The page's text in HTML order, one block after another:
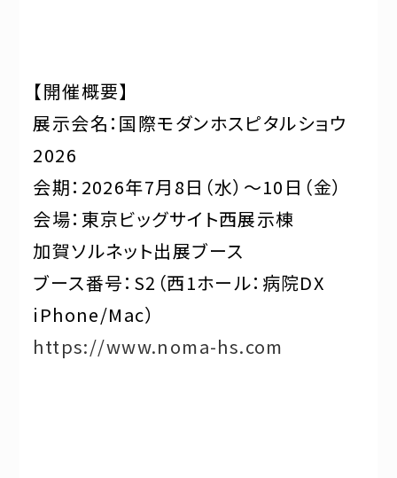
【開催概要】
展示会名：国際モダンホスピタルショウ
2026
会期：2026年7月8日（水）～10日（金）
会場：東京ビッグサイト西展示棟
加賀ソルネット出展ブース
ブース番号：S2（西1ホール：病院DX
iPhone/Mac）
https://www.noma-hs.com